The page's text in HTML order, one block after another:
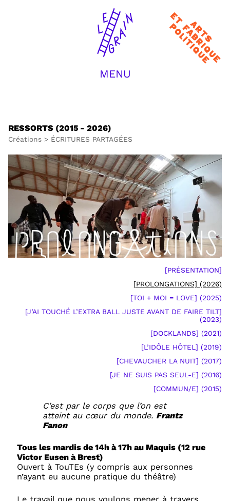
Arts et
fabrique
politique
MENU
JOURNAL / ACTUS
EQUIPE
CONTACT
RECHERCHER :
RESSORTS (2015 - 2026)
Créations > ÉCRITURES PARTAGÉES
[PRÉSENTATION]
[PROLONGATIONS] (2026)
[TOI + MOI = LOVE] (2025)
[J’AI TOUCHÉ L’EXTRA BALL JUSTE AVANT DE FAIRE TILT]
(2023)
[DOCKLANDS] (2021)
[L’IDÔLE HÔTEL] (2019)
[CHEVAUCHER LA NUIT] (2017)
[JE NE SUIS PAS SEUL-E] (2016)
[COMMUN/E] (2015)
C’est par le corps que l’on est
atteint au cœur du monde. Frantz
Fanon
Tous les mardis de 14h à 17h au Maquis (12 rue
Victor Eusen à Brest)
Ouvert à TouTEs (y compris aux personnes
n’ayant eu aucune pratique du théâtre)